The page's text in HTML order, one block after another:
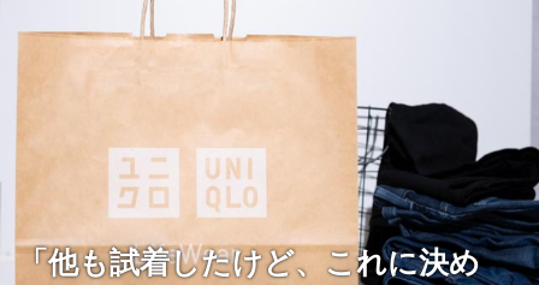
「他も試着したけど、これに決め